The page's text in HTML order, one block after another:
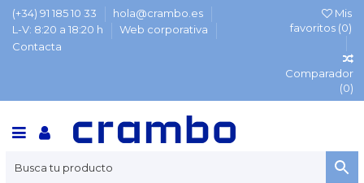
(+34) 91 185 10 33
hola@crambo.es
L-V: 8:20 a 18:20 h
Web corporativa
Contacta
Mis
favoritos (0)
Comparador
(0)